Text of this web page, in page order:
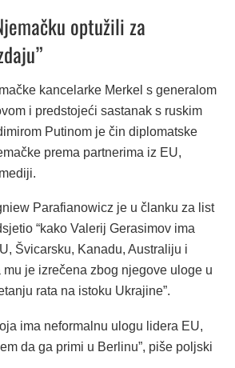
optužili za
kancelarke Merkel s generalom
i predstojeći sastanak s ruskim
Putinom je čin diplomatske
prema partnerima iz EU,
Parafianowicz je u članku za list
“kako Valerij Gerasimov ima
Švicarsku, Kanadu, Australiju i
mu je izrečena zbog njegove uloge u
rata na istoku Ukrajine”.
ima neformalnu ulogu lidera EU,
da ga primi u Berlinu”, piše poljski